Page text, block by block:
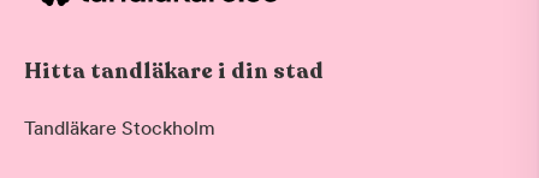
Hitta tandläkare i din stad
Tandläkare Stockholm